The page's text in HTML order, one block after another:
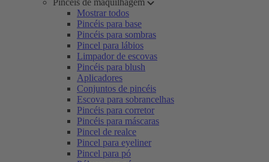
Pincéis de maquilhagem
Mostrar todos
Pincéis para base
Pincéis para sombras
Pincel para lábios
Limpador de escovas
Pincéis para blush
Aplicadores
Conjuntos de pincéis
Escova para sobrancelhas
Pincéis para corretor
Pincéis para máscaras
Pincel de realce
Pincel para eyeliner
Pincel para pó